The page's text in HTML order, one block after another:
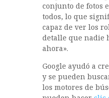
conjunto de fotos
todos, lo que
capaz de ver los
detalle que nadie
ahora».
Google ayudó a
y se pueden
los motores de